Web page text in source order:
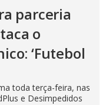
parceria
o
‘Futebol
toda terça-feira, nas
e Desimpedidos